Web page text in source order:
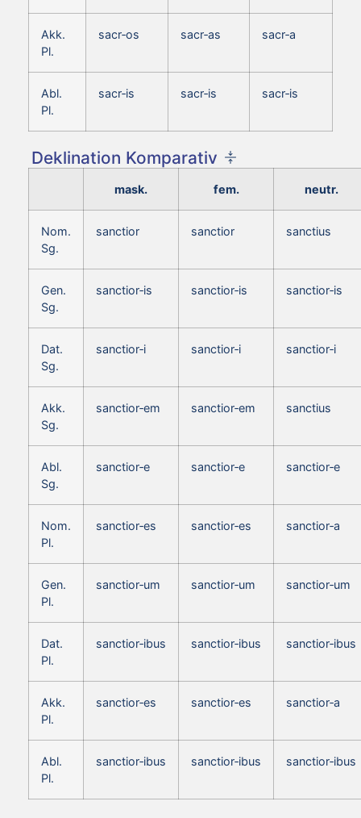
Akk.
Pl.
sacr‑os sacr‑as sacr‑a
Abl.
Pl.
sacr‑is sacr‑is sacr‑is
Deklination Komparativ
mask. fem. neutr.
Nom.
Sg.
sanctior sanctior sanctius
Gen.
Sg.
sanctior‑is sanctior‑is sanctior‑is
Dat.
Sg.
sanctior‑i sanctior‑i sanctior‑i
Akk.
Sg.
sanctior‑em sanctior‑em sanctius
Abl.
Sg.
sanctior‑e sanctior‑e sanctior‑e
Nom.
Pl.
sanctior‑es sanctior‑es sanctior‑a
Gen.
Pl.
sanctior‑um sanctior‑um sanctior‑um
Dat.
Pl.
sanctior‑ibus sanctior‑ibus sanctior‑ibus
Akk.
Pl.
sanctior‑es sanctior‑es sanctior‑a
Abl.
Pl.
sanctior‑ibus sanctior‑ibus sanctior‑ibus